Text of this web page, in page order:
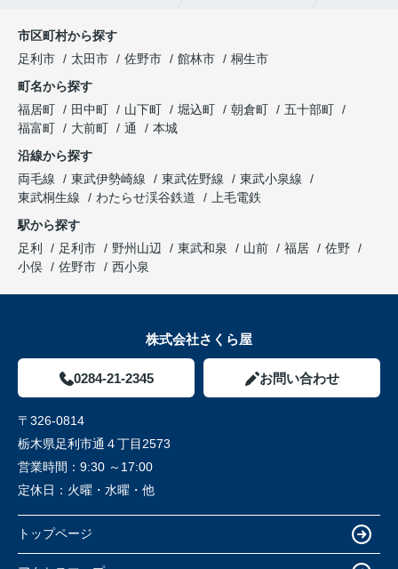
市区町村から探す
足利市
太田市 佐野市 館林市
桐生市
町名から探す
福居町
田中町 山下町 堀込町 朝倉町
五十部町
福富町
大前町 通
本城
沿線から探す
両毛線
東武伊勢崎線 東武佐野線
東武小泉線
東武桐生線
わたらせ渓谷鉄道
上毛電鉄
駅から探す
足利
足利市 野州山辺 東武和泉 山前 福居
佐野
小俣
佐野市 西小泉
株式会社さくら屋
0284-21-2345 お問い合わせ
〒326-0814
栃木県足利市通４丁目2573
営業時間： 9:30 ～17:00
定休日： 火曜・水曜・他
トップページ